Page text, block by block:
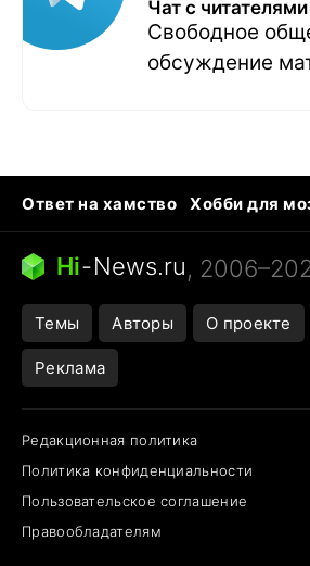
Чат с читателями
Свободное
обсуждение
Ответ на хамство
Хобби для
Бензин 100 и 95
Тунцы в
Следующая пандемия
Hi-News.ru,
Темы Авторы О проекте
Реклама
Редакционная политика
Политика конфиденциальности
Пользовательское соглашение
Правообладателям